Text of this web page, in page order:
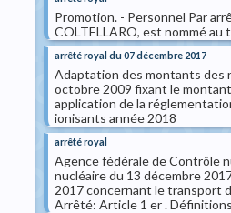
Promotion. - Personnel Par
COLTELLARO, est nommé au
arrêté royal du 07 décembre 2017
Adaptation des montants des
octobre 2009 fixant le
application de la
ionisants année 2018
arrêté royal
Agence fédérale de Contrôle
nucléaire du 13 décembre
2017 concernant le transport
Arrêté: Article 1 er .